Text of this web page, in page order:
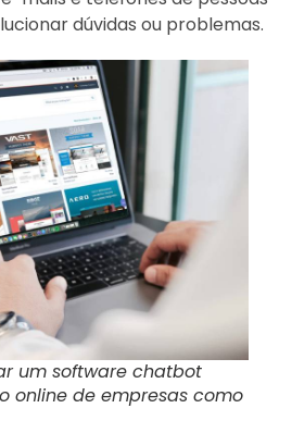
dúvidas ou problemas.
um software chatbot
online de empresas como